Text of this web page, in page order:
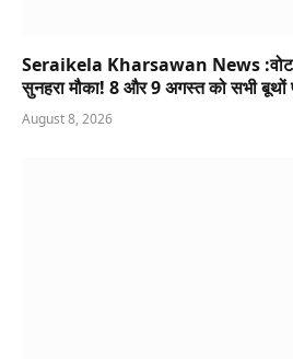
Seraikela Kharsawan News :वोटर
सुनहरा मौका! 8 और 9 अगस्त को सभी बूथों
August 8, 2026